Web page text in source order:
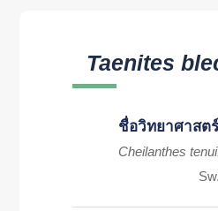
Taenites
ชื่อวิทยาศาสต
Cheilanthes
Sw.